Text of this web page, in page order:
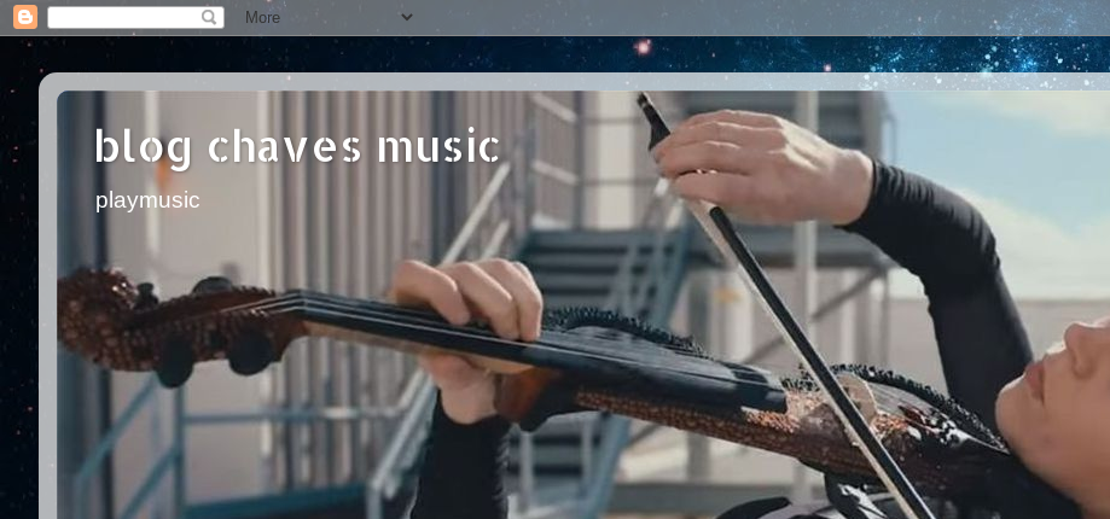
blog chaves music
playmusic